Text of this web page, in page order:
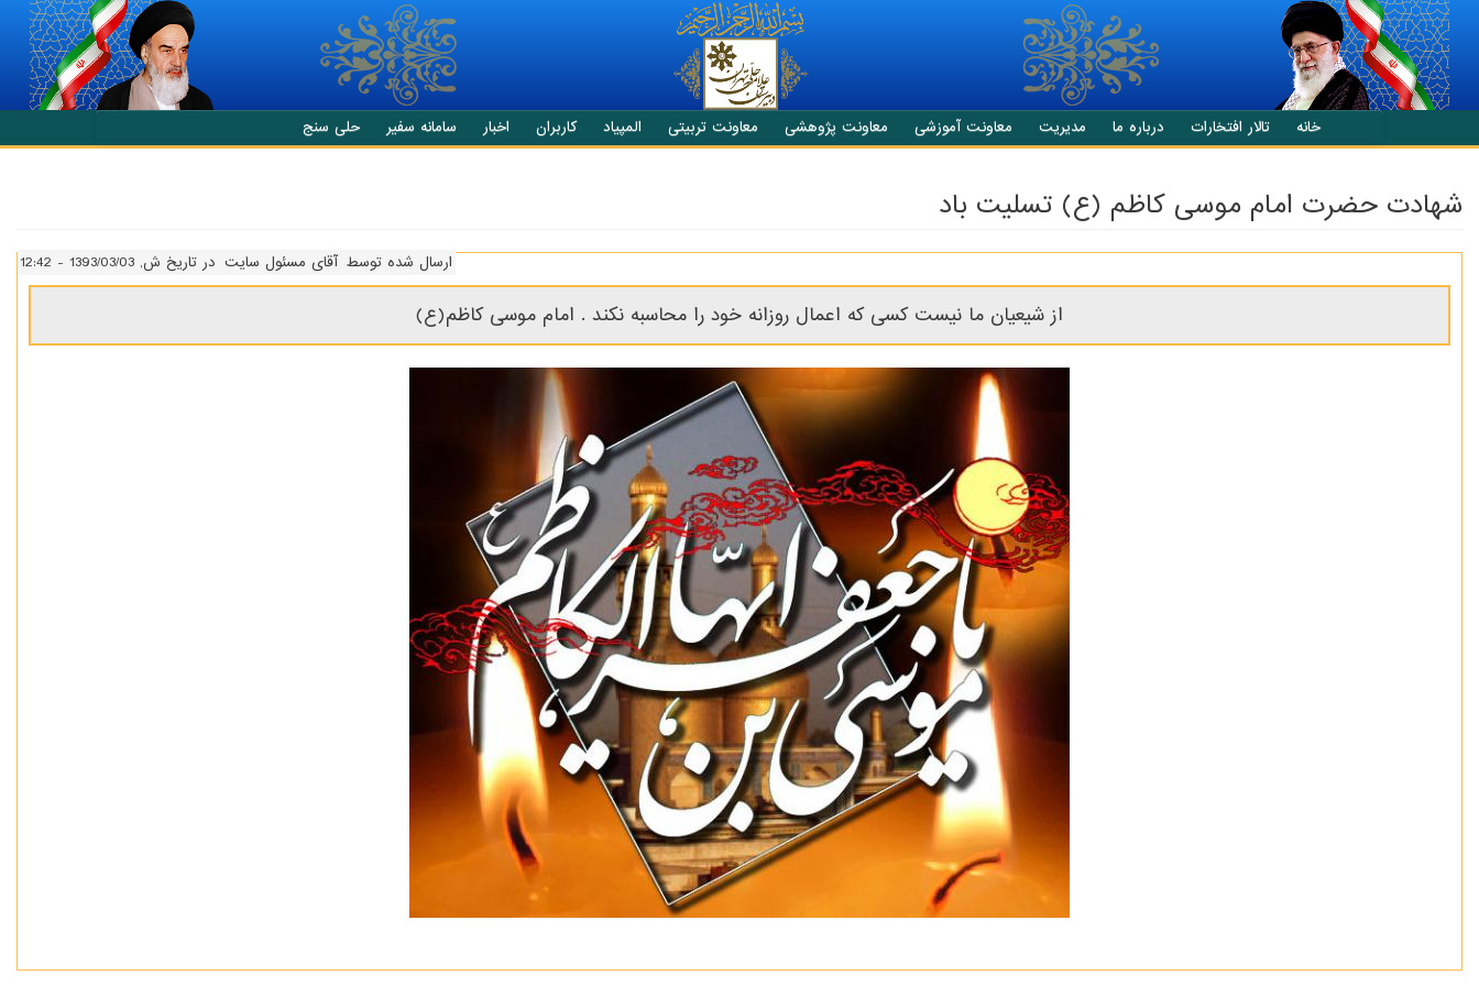
انتقال به محتوای اصلی
خانه تالار افتخارات درباره ما مدیریت معاونت آموزشی معاونت پژوهشی معاونت تربیتی المپیاد کاربران اخبار سامانه سفیر حلی سنج
شهادت حضرت امام موسی کاظم (ع) تسلیت باد
ارسال شده توسط آقای مسئول سایت در تاریخ ش, 1393/03/03 - 12:42
از شیعیان ما نیست کسی که اعمال روزانه خود را محاسبه نکند . امام موسی کاظم(ع)